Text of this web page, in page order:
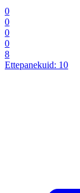
0
0
0
0
8
Ettepanekuid: 10